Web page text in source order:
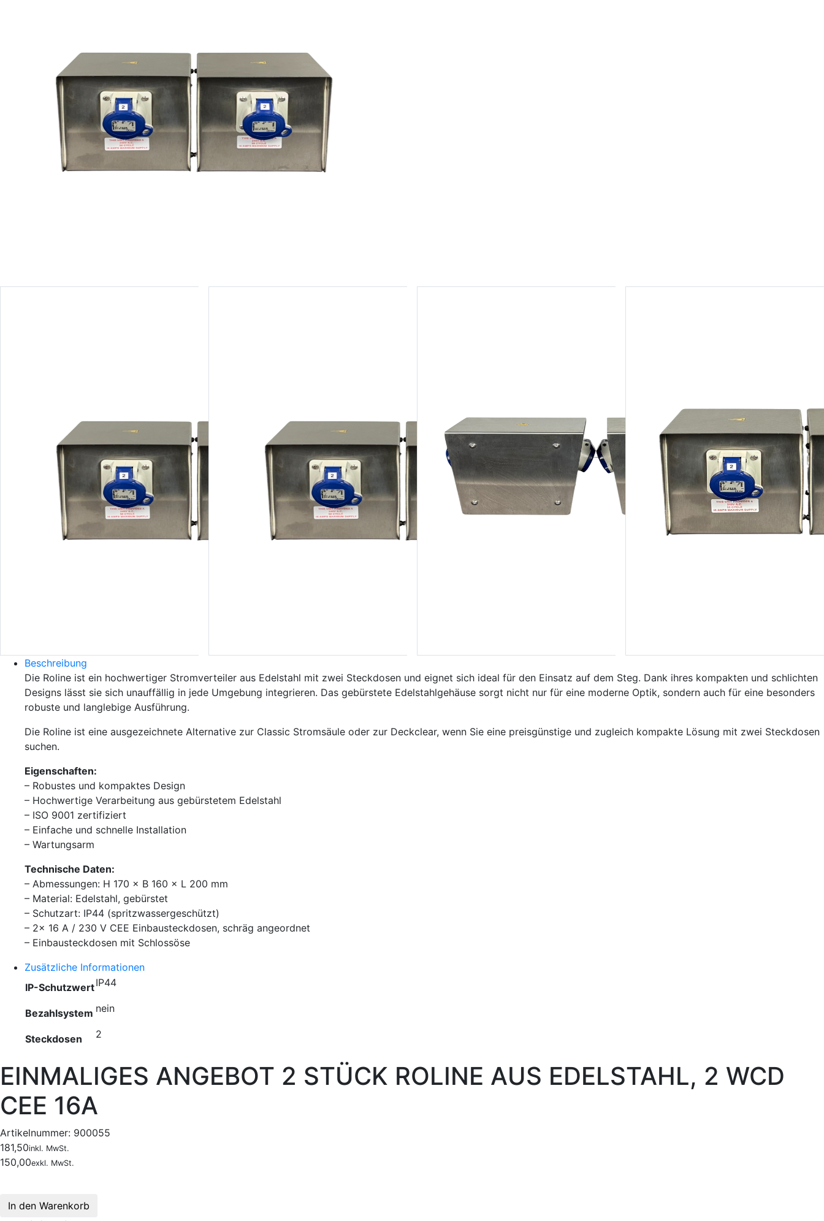
Beschreibung
Die Roline ist ein hochwertiger Stromverteiler aus Edelstahl mit zwei Steckdosen und eignet sich ideal für den Einsatz auf dem Steg. Dank ihres kompakten und schlichten
Designs lässt sie sich unauffällig in jede Umgebung integrieren. Das gebürstete Edelstahlgehäuse sorgt nicht nur für eine moderne Optik, sondern auch für eine besonders
robuste und langlebige Ausführung.
Die Roline ist eine ausgezeichnete Alternative zur Classic Stromsäule oder zur Deckclear, wenn Sie eine preisgünstige und zugleich kompakte Lösung mit zwei Steckdosen
suchen.
Eigenschaften:
– Robustes und kompaktes Design
– Hochwertige Verarbeitung aus gebürstetem Edelstahl
– ISO 9001 zertifiziert
– Einfache und schnelle Installation
– Wartungsarm
Technische Daten:
– Abmessungen: H 170 × B 160 × L 200 mm
– Material: Edelstahl, gebürstet
– Schutzart: IP44 (spritzwassergeschützt)
– 2× 16 A / 230 V CEE Einbausteckdosen, schräg angeordnet
– Einbausteckdosen mit Schlossöse
Zusätzliche Informationen
IP-SchutzwertIP44
Bezahlsystem nein
Steckdosen 2
EINMALIGES ANGEBOT 2 STÜCK ROLINE AUS EDELSTAHL, 2 WCD
CEE 16A
Artikelnummer: 900055
181,50inkl. MwSt.
150,00exkl. MwSt.
In den Warenkorb